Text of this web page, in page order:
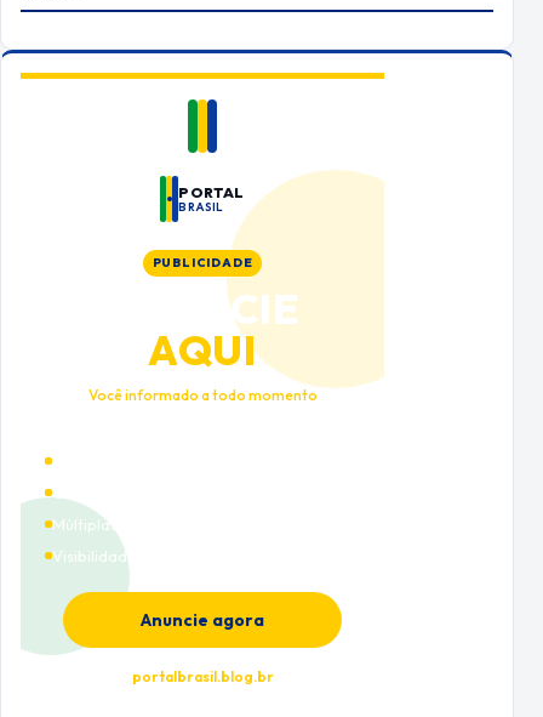
PORTAL
BRASIL
PUBLICIDADE
ANUNCIE
AQUI
Você informado a todo momento
Cobertura nacional
Múltiplas categorias
Visibilidade premium
Anuncie agora
portalbrasil.blog.br